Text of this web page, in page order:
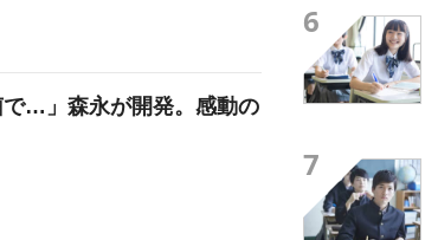
で…」森永が開発。感動の
6
7